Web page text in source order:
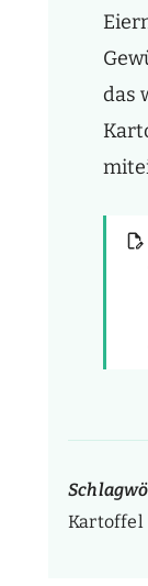
das
Kartoffel